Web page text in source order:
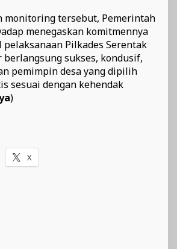
monitoring tersebut, Pemerintah
menegaskan komitmennya
Pilkades Serentak
berlangsung sukses, kondusif,
pemimpin desa yang dipilih
sesuai dengan kehendak
)
X